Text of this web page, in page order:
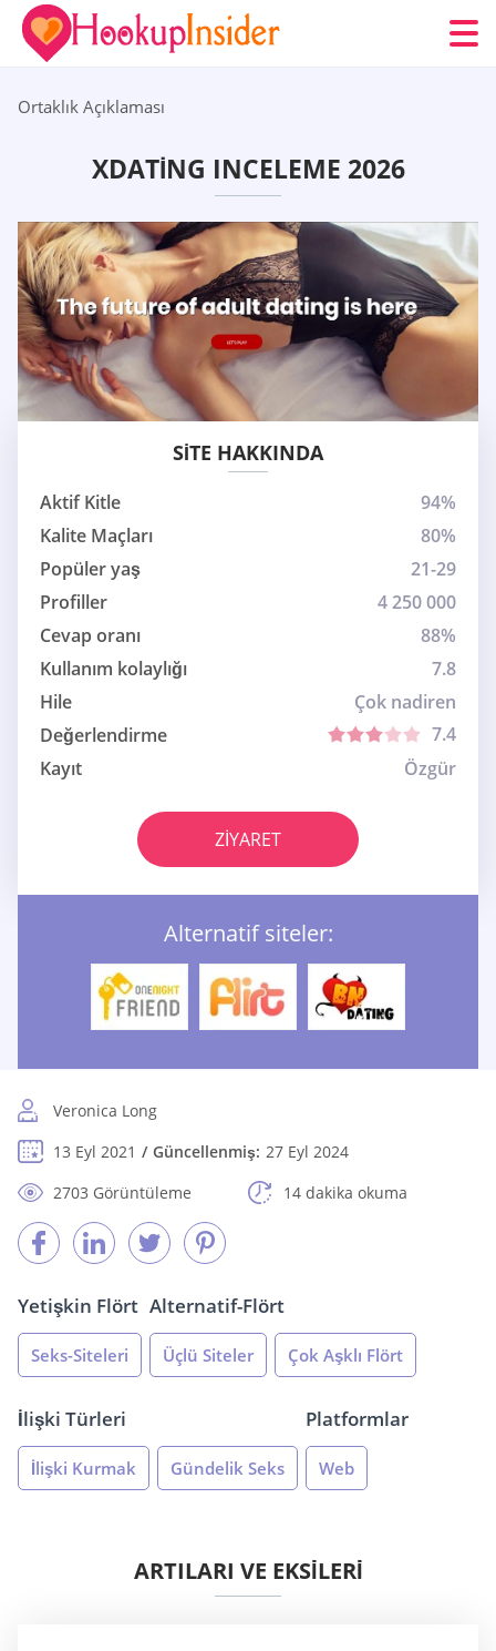
Ortaklık Açıklaması
XDATING INCELEME 2026
SITE HAKKINDA
Aktif Kitle
94%
Kalite Maçları
80%
Popüler yaş
21-29
Profiller
4 250 000
Cevap oranı
88%
Kullanım kolaylığı
7.8
Hile
Çok nadiren
Değerlendirme
7.4
Kayıt
Özgür
ZIYARET
Alternatif siteler:
Veronica Long
13 Eyl 2021
Güncellenmiş: 27 Eyl 2024
2703 Görüntüleme
14 dakika okuma
Yetişkin Flört
Seks-Siteleri
Alternatif-Flört
Üçlü Siteler Çok Aşklı Flört
İlişki Türleri
İlişki Kurmak Gündelik Seks
Platformlar
Web
ARTILARI VE EKSİLERİ